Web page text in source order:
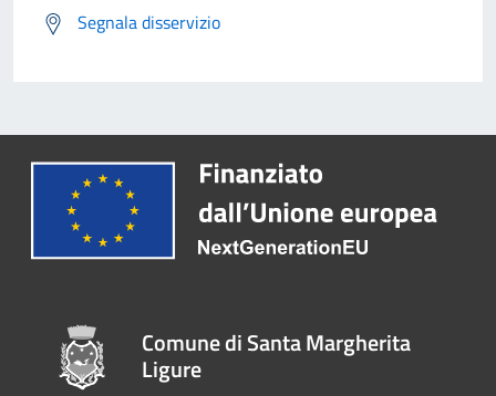
Segnala disservizio
Comune di Santa Margherita
Ligure